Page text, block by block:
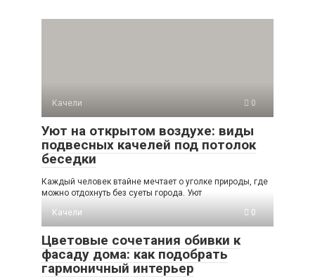
Качели 0
Уют на открытом воздухе: виды
подвесных качелей под потолок
беседки
Каждый человек втайне мечтает о уголке природы, где
можно отдохнуть без суеты города. Уют
Качели
0
Цветовые сочетания обивки к
фасаду дома: как подобрать
гармоничный интерьер